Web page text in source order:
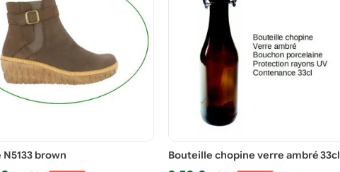
brown Bouteille chopine verre ambré 33cl